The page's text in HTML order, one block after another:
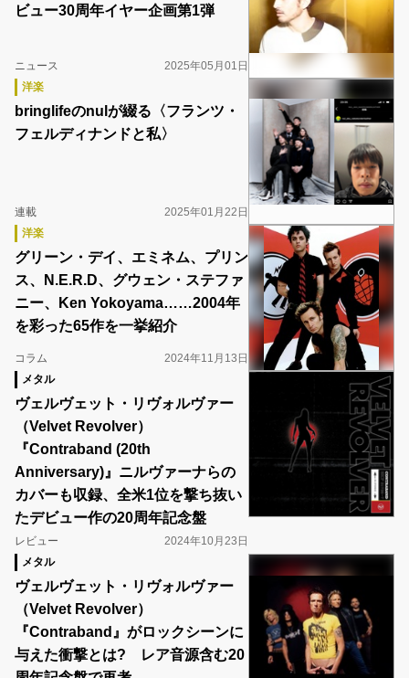
ビュー30周年イヤー企画第1弾
ニュース
2025年05月01日
洋楽
bringlifeのnulが綴る〈フランツ・
フェルディナンドと私〉
連載
2025年01月22日
洋楽
グリーン・デイ、エミネム、プリン
ス、N.E.R.D、グウェン・ステファ
ニー、Ken Yokoyama……2004年
を彩った65作を一挙紹介
コラム
2024年11月13日
メタル
ヴェルヴェット・リヴォルヴァー
（Velvet Revolver）
『Contraband (20th
Anniversary)』ニルヴァーナらの
カバーも収録、全米1位を撃ち抜い
たデビュー作の20周年記念盤
レビュー
2024年10月23日
メタル
ヴェルヴェット・リヴォルヴァー
（Velvet Revolver）
『Contraband』がロックシーンに
与えた衝撃とは? レア音源含む20